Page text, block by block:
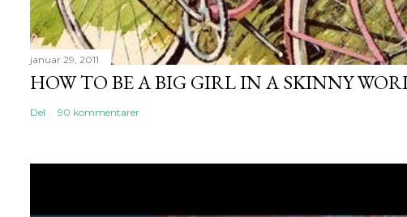
januar 29, 2011
HOW TO BE A BIG GIRL IN A SKINNY
Del 90 kommentarer